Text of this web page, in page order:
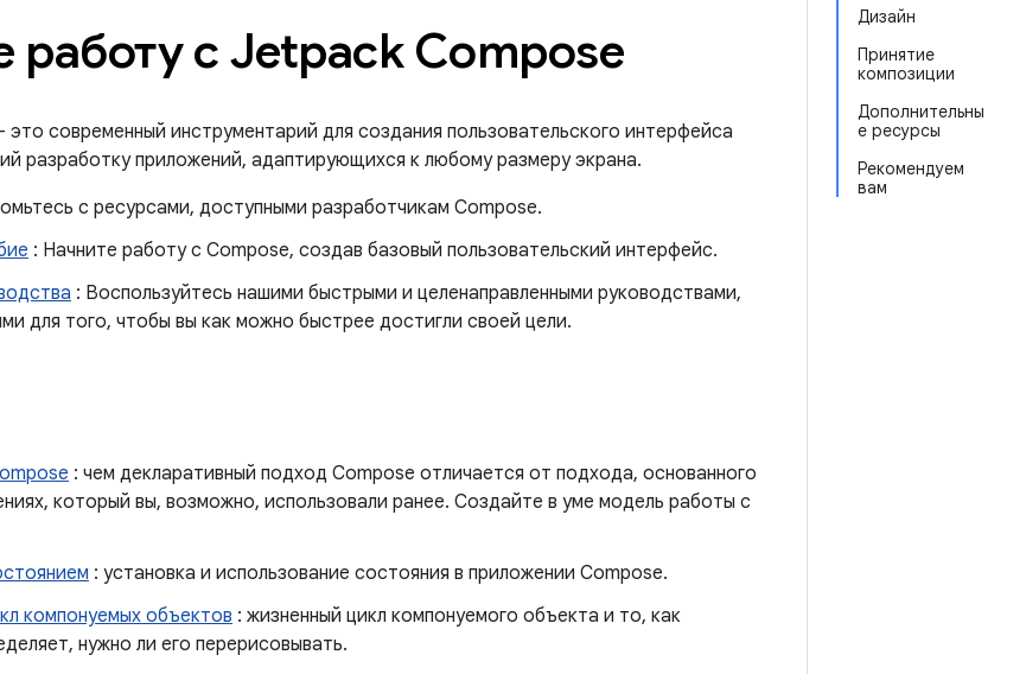
Дизайн
Принятие
композиции
Дополнительны
е ресурсы
Рекомендуем
вам
работу с Jetpack Compose
современный инструментарий для создания пользовательского интерфейса
разработку приложений, адаптирующихся к любому размеру экрана.
с ресурсами, доступными разработчикам Compose.
: Начните работу с Compose, создав базовый пользовательский интерфейс.
: Воспользуйтесь нашими быстрыми и целенаправленными руководствами,
для того, чтобы вы как можно быстрее достигли своей цели.
: чем декларативный подход Compose отличается от подхода, основанного
который вы, возможно, использовали ранее. Создайте в уме модель работы с
: установка и использование состояния в приложении Compose.
компонуемых объектов : жизненный цикл компонуемого объекта и то, как
нужно ли его перерисовывать.